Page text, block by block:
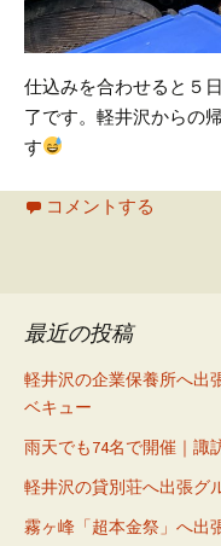
仕込みを合わせると５
了です。 軽井沢からの
す
コメントする
最近の投稿
軽井沢の企業保養所へ出
ベキュー
雨天でも74名で開催｜諏
軽井沢の貸別荘へ出張グ
霧ヶ峰「超本金祭」へ出